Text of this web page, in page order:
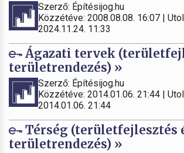
Szerző: Építésijog.hu
Közzétéve: 2008.08.08. 16:07 |
2024.11.24. 11:33
Ágazati tervek
területrendezés) »
Szerző: Építésijog.hu
Közzétéve: 2014.01.06. 21:44 |
2014.01.06. 21:44
Térség (területfejlesztés
területrendezés) »